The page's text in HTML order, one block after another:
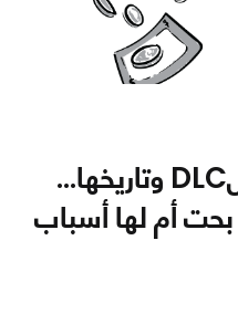
أصل الحكاية : بدايات الDLC وتاريخها...
أم لها أسباب